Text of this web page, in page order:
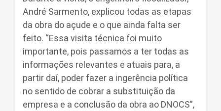
André Sarmento, explicou todas as etapas
da obra do açude e o que ainda falta ser
feito. “Essa visita técnica foi muito
importante, pois passamos a ter todas as
informações relevantes e atuais para, a
partir daí, poder fazer a ingerência política
no sentido de cobrar a substituição da
empresa e a conclusão da obra ao DNOCS”,